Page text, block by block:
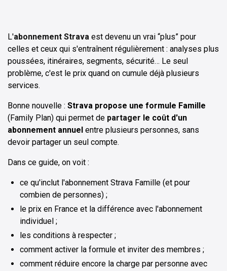
L'abonnement Strava est devenu un vrai “plus” pour
celles et ceux qui s'entraînent régulièrement : analyses plus
poussées, itinéraires, segments, sécurité… Le seul
problème, c'est le prix quand on cumule déjà plusieurs
services.
Bonne nouvelle : Strava propose une formule Famille
(Family Plan) qui permet de partager le coût d'un
abonnement annuel entre plusieurs personnes, sans
devoir partager un seul compte.
Dans ce guide, on voit :
ce qu'inclut l'abonnement Strava Famille (et pour
combien de personnes) ;
le prix en France et la différence avec l'abonnement
individuel ;
les conditions à respecter ;
comment activer la formule et inviter des membres ;
comment réduire encore la charge par personne avec